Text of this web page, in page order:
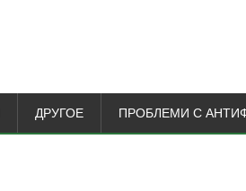
ДРУГОЕ ПРОБЛЕМИ С